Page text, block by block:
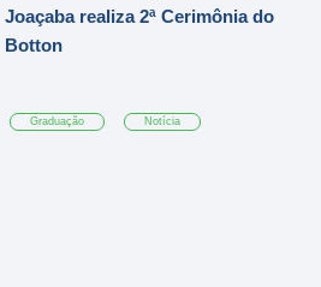
Joaçaba realiza 2ª Cerimônia do
Botton
Graduação Notícia